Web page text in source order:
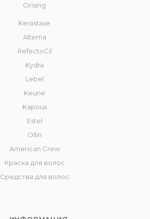
Orising
Kerastase
Alterna
RefectoCil
Kydra
Lebel
Keune
Kapous
Estel
Ollin
American Crew
Краска для волос
Средства для волос